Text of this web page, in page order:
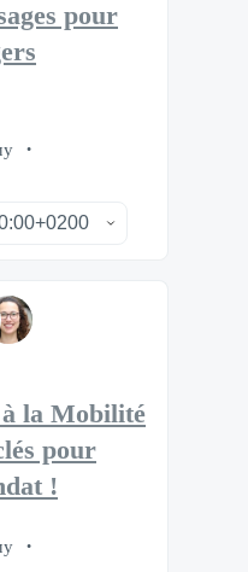
pour
la Mobilité
pour
!